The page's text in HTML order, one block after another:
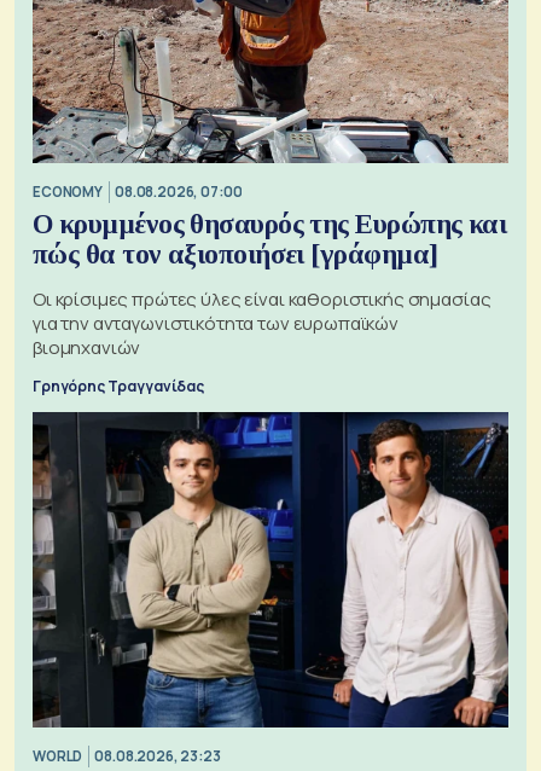
ECONOMY 08.08.2026, 07:00
Ο κρυμμένος θησαυρός της Ευρώπης και
πώς θα τον αξιοποιήσει [γράφημα]
Οι κρίσιμες πρώτες ύλες είναι καθοριστικής σημασίας
για την ανταγωνιστικότητα των ευρωπαϊκών
βιομηχανιών
Γρηγόρης Τραγγανίδας
WORLD 08.08.2026, 23:23